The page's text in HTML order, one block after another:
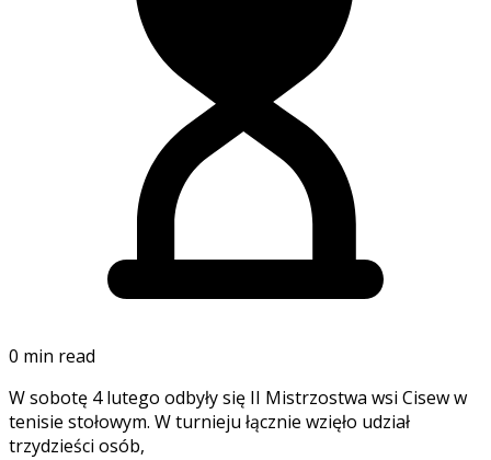
0 min read
W sobotę 4 lutego odbyły się II Mistrzostwa wsi Cisew w
tenisie stołowym. W turnieju łącznie wzięło udział
trzydzieści osób,